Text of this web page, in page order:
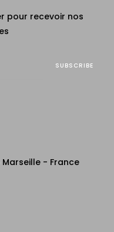
pour recevoir nos
SUBSCRIBE
Marseille - France